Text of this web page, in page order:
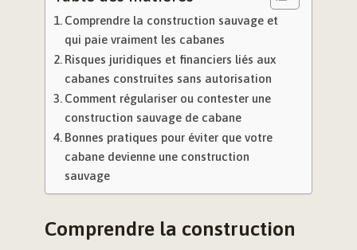
Comprendre la construction sauvage et
qui paie vraiment les cabanes
Risques juridiques et financiers liés aux
cabanes construites sans autorisation
Comment régulariser ou contester une
construction sauvage de cabane
Bonnes pratiques pour éviter que votre
cabane devienne une construction
sauvage
Comprendre la construction